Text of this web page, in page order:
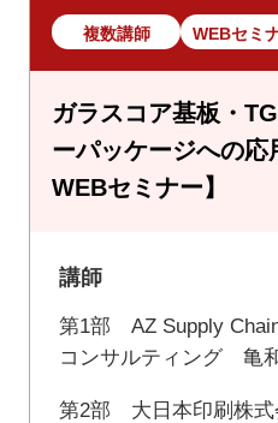
複数講師 WEBセミ
ガラスコア基板・
ーパッケージへの応
WEBセミナー】
講師
第1部 AZ Supply
コンサルティング
第2部 大日本印刷株